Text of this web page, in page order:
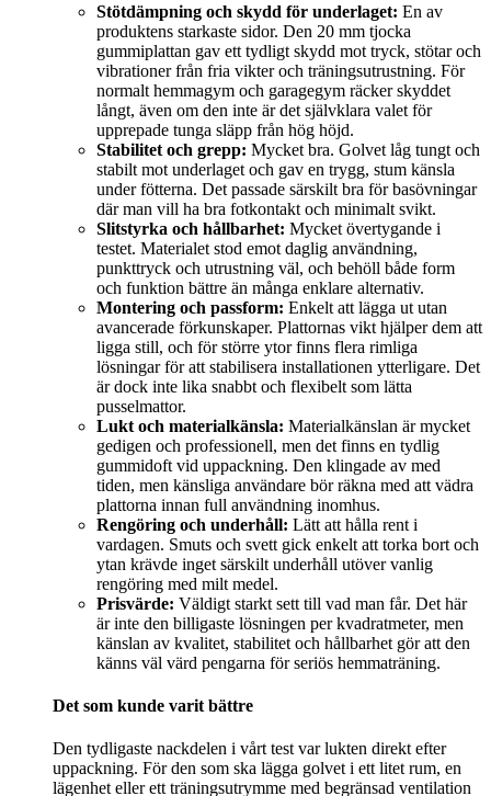
Stötdämpning och skydd för underlaget: En av
produktens starkaste sidor. Den 20 mm tjocka
gummiplattan gav ett tydligt skydd mot tryck, stötar och
vibrationer från fria vikter och träningsutrustning. För
normalt hemmagym och garagegym räcker skyddet
långt, även om den inte är det självklara valet för
upprepade tunga släpp från hög höjd.
Stabilitet och grepp: Mycket bra. Golvet låg tungt och
stabilt mot underlaget och gav en trygg, stum känsla
under fötterna. Det passade särskilt bra för basövningar
där man vill ha bra fotkontakt och minimalt svikt.
Slitstyrka och hållbarhet: Mycket övertygande i
testet. Materialet stod emot daglig användning,
punkttryck och utrustning väl, och behöll både form
och funktion bättre än många enklare alternativ.
Montering och passform: Enkelt att lägga ut utan
avancerade förkunskaper. Plattornas vikt hjälper dem att
ligga still, och för större ytor finns flera rimliga
lösningar för att stabilisera installationen ytterligare. Det
är dock inte lika snabbt och flexibelt som lätta
pusselmattor.
Lukt och materialkänsla: Materialkänslan är mycket
gedigen och professionell, men det finns en tydlig
gummidoft vid uppackning. Den klingade av med
tiden, men känsliga användare bör räkna med att vädra
plattorna innan full användning inomhus.
Rengöring och underhåll: Lätt att hålla rent i
vardagen. Smuts och svett gick enkelt att torka bort och
ytan krävde inget särskilt underhåll utöver vanlig
rengöring med milt medel.
Prisvärde: Väldigt starkt sett till vad man får. Det här
är inte den billigaste lösningen per kvadratmeter, men
känslan av kvalitet, stabilitet och hållbarhet gör att den
känns väl värd pengarna för seriös hemmaträning.
Det som kunde varit bättre
Den tydligaste nackdelen i vårt test var lukten direkt efter
uppackning. För den som ska lägga golvet i ett litet rum, en
lägenhet eller ett träningsutrymme med begränsad ventilation